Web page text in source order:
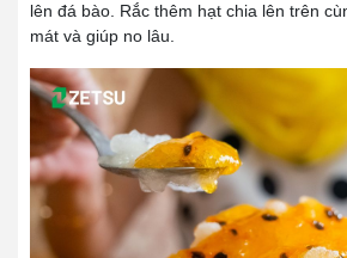
lên đá bào. Rắc thêm hạt chia lên trên
mát và giúp no lâu.